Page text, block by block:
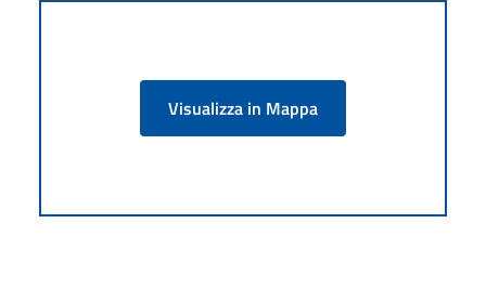
Visualizza in Mappa